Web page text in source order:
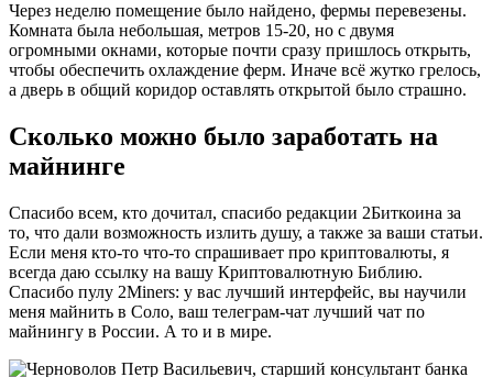
Через неделю помещение было найдено, фермы перевезены.
Комната была небольшая, метров 15-20, но с двумя
огромными окнами, которые почти сразу пришлось открыть,
чтобы обеспечить охлаждение ферм. Иначе всё жутко грелось,
а дверь в общий коридор оставлять открытой было страшно.
Сколько можно было заработать на
майнинге
Спасибо всем, кто дочитал, спасибо редакции 2Биткоина за
то, что дали возможность излить душу, а также за ваши статьи.
Если меня кто-то что-то спрашивает про криптовалюты, я
всегда даю ссылку на вашу Криптовалютную Библию.
Спасибо пулу 2Miners: у вас лучший интерфейс, вы научили
меня майнить в Соло, ваш телеграм-чат лучший чат по
майнингу в России. А то и в мире.